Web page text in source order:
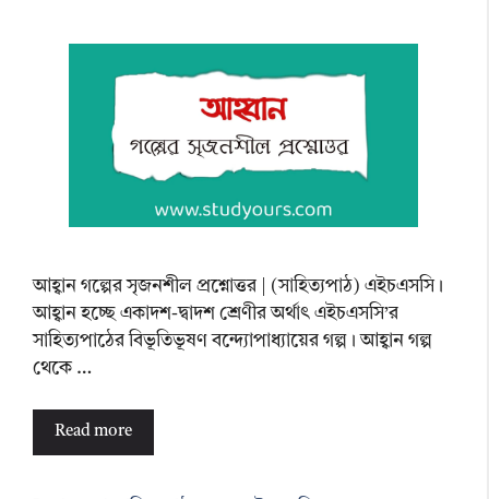
আহ্বান গল্পের সৃজনশীল প্রশ্নোত্তর | (সাহিত্যপাঠ) এইচএসসি।
আহ্বান হচ্ছে একাদশ-দ্বাদশ শ্রেণীর অর্থাৎ এইচএসসি’র
সাহিত্যপাঠের বিভূতিভূষণ বন্দ্যোপাধ্যায়ের গল্প। আহ্বান গল্প
থেকে …
Read more